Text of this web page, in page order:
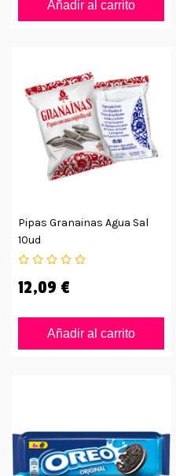
Añadir al carrito
Pipas Granainas Agua Sal
10ud
12,09 €
Añadir al carrito